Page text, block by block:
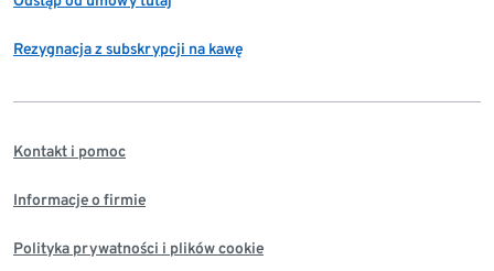
Rezygnacja z subskrypcji na kawę
Kontakt i pomoc
Informacje o firmie
Polityka prywatności i plików cookie